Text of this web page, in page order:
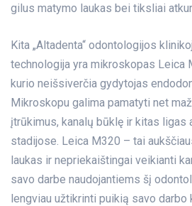
gilus matymo laukas bei tiksliai
Kita „Altadenta“ odontologijos
technologija yra mikroskopas Leica
kurio neišsiverčia gydytojas
Mikroskopu galima pamatyti net
įtrūkimus, kanalų būklę ir kitas ligas
stadijose. Leica M320 – tai
laukas ir nepriekaištingai veikianti
savo darbe naudojantiems šį
lengviau užtikrinti puikią savo darbo